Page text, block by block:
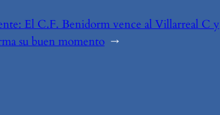
El C.F. Benidorm vence al Villarreal C y
su buen momento →